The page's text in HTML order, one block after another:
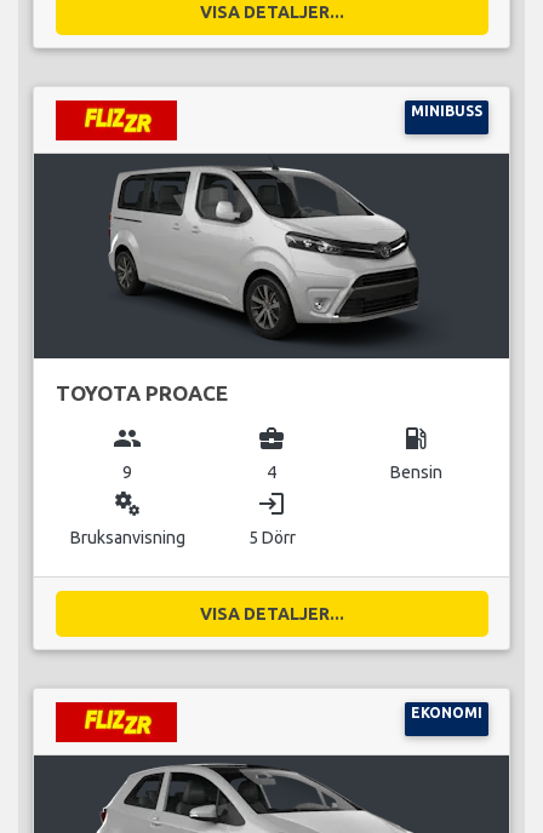
VISA DETALJER...
MINIBUSS
TOYOTA PROACE
group
9
business_center
4
local_gas_station
Bensin
miscellaneous_services
Bruksanvisning
login
5 Dörr
VISA DETALJER...
EKONOMI